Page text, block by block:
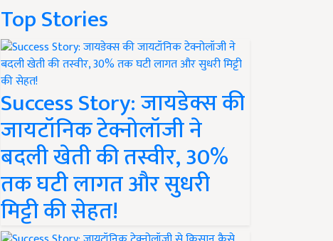
Top Stories
Success Story: जायडेक्स की
जायटॉनिक टेक्नोलॉजी ने
बदली खेती की तस्वीर, 30%
तक घटी लागत और सुधरी
मिट्टी की सेहत!